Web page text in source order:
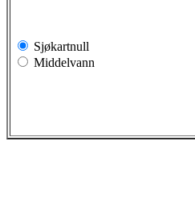
Sjøkartnull
Middelvann